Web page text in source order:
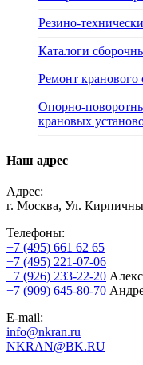
Резино-
Каталоги
Ремонт кранового
Опорно-
крановых
Наш адрес
Адрес:
г. Москва, Ул.
Телефоны:
+7 (495) 661 62 65
+7 (495) 221-07-06
+7 (926) 233-22-20
+7 (909) 645-80-70
E-mail:
info@nkran.ru
NKRAN@BK.RU